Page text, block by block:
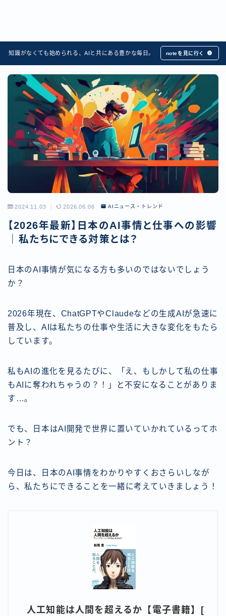
知識がなくても始められる、AIと共にある豊かな毎日。 noteを見に行く
2024.11.03 2026.06.06 AIニュース・トレンド
【2026年最新】日本のAI事情と仕事への影響
｜私たちにできる対策とは？
日本のAI事情が気になる方も多いのではないでしょう
か？
2026年現在、ChatGPTやClaudeなどの生成AIが急速に
普及し、AIは私たちの仕事や生活に大きな変化をもたら
しています。
私もAIの進化を見るたびに、「え、もしかして私の仕事
もAIに奪われちゃうの？！」と不安になることがありま
す…。
でも、日本はAI開発で世界に置いていかれているってホ
ント？
今日は、日本のAI事情をわかりやすくおさらいしなが
ら、私たちにできることを一緒に考えていきましょう！
人工知能は人間を超えるか【電子書籍】[